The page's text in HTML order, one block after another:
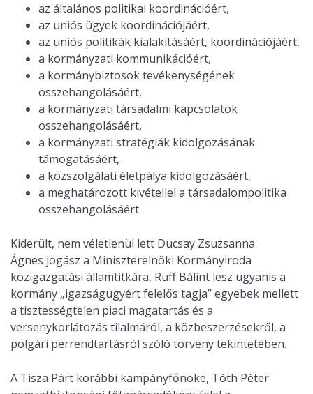
az általános politikai koordinációért,
az uniós ügyek koordinációjáért,
az uniós politikák kialakításáért, koordinációjáért,
a kormányzati kommunikációért,
a kormánybiztosok tevékenységének
összehangolásáért,
a kormányzati társadalmi kapcsolatok
összehangolásáért,
a kormányzati stratégiák kidolgozásának
támogatásáért,
a közszolgálati életpálya kidolgozásáért,
a meghatározott kivétellel a társadalompolitika
összehangolásáért.
Kiderült, nem véletlenül lett Ducsay Zsuzsanna
Ágnes jogász a Miniszterelnöki Kormányiroda
közigazgatási államtitkára, Ruff Bálint lesz ugyanis a
kormány „igazságügyért felelős tagja” egyebek mellett
a tisztességtelen piaci magatartás és a
versenykorlátozás tilalmáról, a közbeszerzésekről, a
polgári perrendtartásról szóló törvény tekintetében.
A Tisza Párt korábbi kampányfőnöke, Tóth Péter